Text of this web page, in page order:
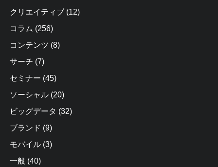
クリエイティブ (12)
コラム (256)
コンテンツ (8)
サーチ (7)
セミナー (45)
ソーシャル (20)
ビッグデータ (32)
ブランド (9)
モバイル (3)
一般 (40)